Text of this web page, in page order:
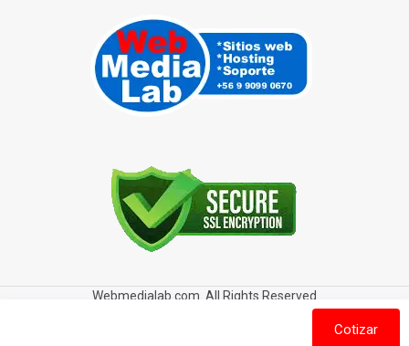
Webmedialab.com. All Rights Reserved
Política de privacidad
Política de Cookies
Cotizar